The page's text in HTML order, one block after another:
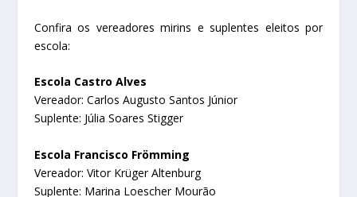
Confira os vereadores mirins e suplentes eleitos por
escola:
Escola Castro Alves
Vereador: Carlos Augusto Santos Júnior
Suplente: Júlia Soares Stigger
Escola Francisco Frömming
Vereador: Vitor Krüger Altenburg
Suplente: Marina Loescher Mourão